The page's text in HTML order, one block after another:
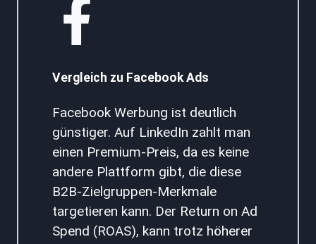
Vergleich zu Facebook Ads
Facebook Werbung ist deutlich
günstiger. Auf LinkedIn zahlt man
einen Premium-Preis, da es keine
andere Plattform gibt, die diese
B2B-Zielgruppen-Merkmale
targetieren kann. Der Return on Ad
Spend (ROAS), kann trotz höherer